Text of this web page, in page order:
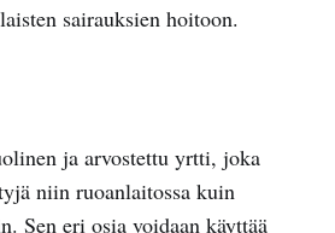
sairauksien hoitoon.
ja arvostettu yrtti, joka
niin ruoanlaitossa kuin
Sen eri osia voidaan käyttää